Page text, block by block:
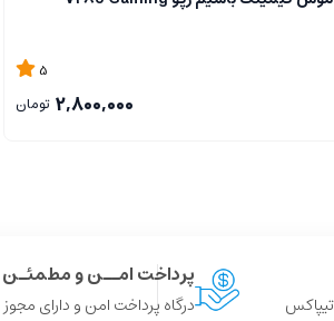
5
2,800,000 تومان
پرداخت امــن و مطمئـن
درگاه پرداخت امن و دارای مجوز